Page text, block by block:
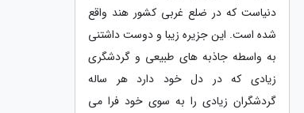
دنیاست که در ضلع غربی کشور هند واقع
شده است. این جزیره زیبا و دوست داشتنی
به واسطه جاذبه های طبیعی و گردشگری
زیادی که در دل خود دارد هر ساله
گردشگران زیادی را به سوی خود فرا می